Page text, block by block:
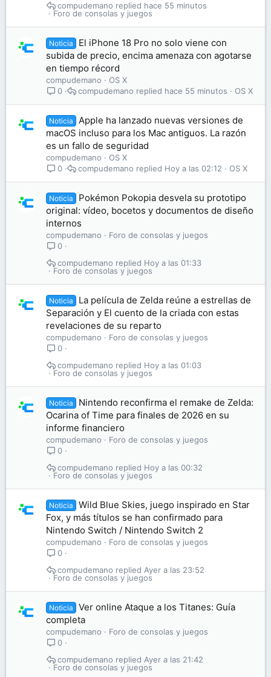
Foro de consolas y juegos
hace 55 minutos
compudemano
Noticia
El iPhone 18 Pro no solo viene con
subida de precio, encima amenaza con agotarse
en tiempo récord
compudemano
OS X
0
OS X
hace 55 minutos
compudemano
Noticia
Apple ha lanzado nuevas versiones de
macOS incluso para los Mac antiguos. La razón
es un fallo de seguridad
compudemano
OS X
0
OS X
Hoy a las 02:12
compudemano
Noticia
Pokémon Pokopia desvela su prototipo
original: vídeo, bocetos y documentos de diseño
internos
compudemano
Foro de consolas y juegos
0
Foro de consolas y juegos
Hoy a las 01:33
compudemano
Noticia
La película de Zelda reúne a estrellas de
Separación y El cuento de la criada con estas
revelaciones de su reparto
compudemano
Foro de consolas y juegos
0
Foro de consolas y juegos
Hoy a las 01:03
compudemano
Noticia
Nintendo reconfirma el remake de Zelda:
Ocarina of Time para finales de 2026 en su
informe financiero
compudemano
Foro de consolas y juegos
0
Foro de consolas y juegos
Hoy a las 00:32
compudemano
Noticia
Wild Blue Skies, juego inspirado en Star
Fox, y más títulos se han confirmado para
Nintendo Switch / Nintendo Switch 2
compudemano
Foro de consolas y juegos
0
Foro de consolas y juegos
Ayer a las 23:52
compudemano
Noticia
Ver online Ataque a los Titanes: Guía
completa
compudemano
Foro de consolas y juegos
0
Foro de consolas y juegos
Ayer a las 21:42
compudemano